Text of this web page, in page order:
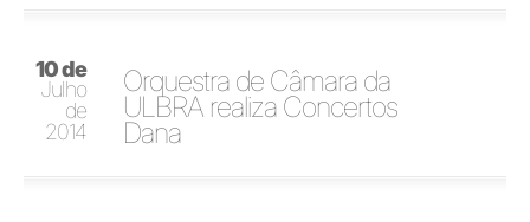
10 de
Julho
de
2014
Orquestra de Câmara da
ULBRA realiza Concertos
Dana